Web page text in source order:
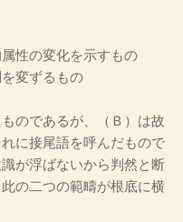
性の変化を示すもの
変ずるもの
のであるが、（Ｂ）は故
に接尾語を呼んだもので
が浮ばないから判然と断
の二つの範疇が根底に横